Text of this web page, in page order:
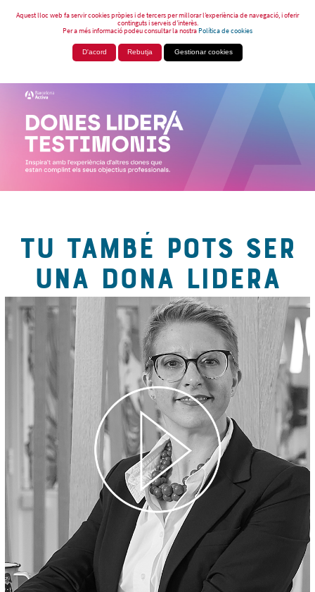
Aquest lloc web fa servir cookies pròpies i de tercers per millorar l’experiència de navegació, i oferir
continguts i serveis d’interès.
Per a més informació podeu consultar la nostraPolítica de cookies
D'acord Rebutja Gestionar cookies
TU TAMBÉ POTS SER
UNA DONA LIDERA